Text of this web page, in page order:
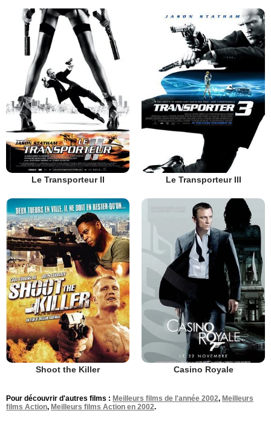
Le Transporteur II Le Transporteur III
Shoot the Killer Casino Royale
Pour découvrir d'autres films : Meilleurs films de l'année 2002, Meilleurs
films Action, Meilleurs films Action en 2002.